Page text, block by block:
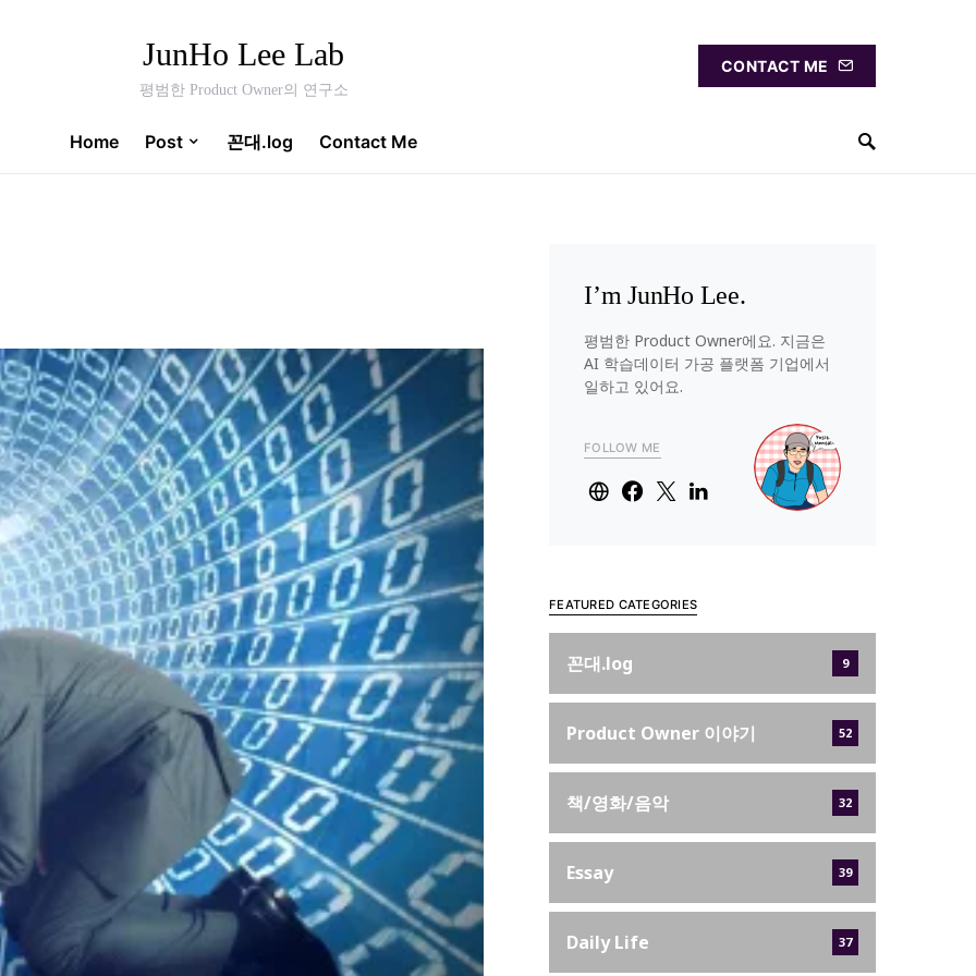
JunHo Lee Lab
평범한 Product Owner의 연구소
CONTACT ME
Home Post 꼰대.log Contact Me
I’m JunHo Lee.
평범한 Product Owner에요. 지금은
AI 학습데이터 가공 플랫폼 기업에서
일하고 있어요.
FOLLOW ME
FEATURED CATEGORIES
꼰대.log 9
Product Owner 이야기 52
책/영화/음악 32
Essay 39
Daily Life 37